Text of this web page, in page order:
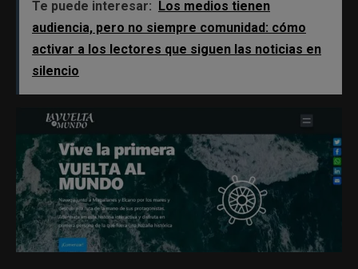
Te puede interesar: Los medios tienen
audiencia, pero no siempre comunidad: cómo
activar a los lectores que siguen las noticias en
silencio